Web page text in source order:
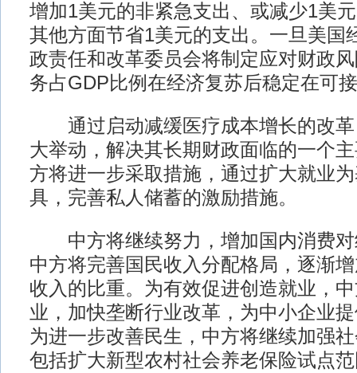
增加1美元的非紧急支出、或减少1美
其他方面节省1美元的支出。一旦美国
政责任和改革委员会将制定应对财政
务占GDP比例在经济复苏后稳定在可
通过启动减缓医疗成本增长的改革
大举动，解决其长期财政面临的一个
方将进一步采取措施，通过扩大就业
具，完善私人储蓄的激励措施。
中方将继续努力，增加国内消费对
中方将完善国民收入分配格局，逐渐
收入的比重。为有效促进创造就业，
业，加快垄断行业改革，为中小企业
为进一步改善民生，中方将继续加强
包括扩大新型农村社会养老保险试点